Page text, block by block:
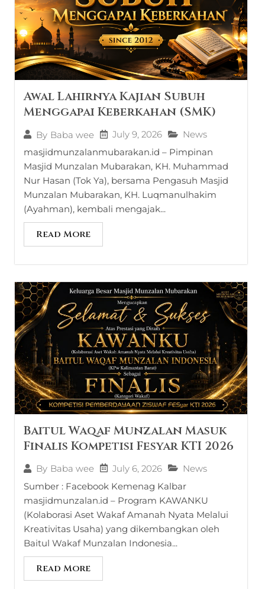
Awal Lahirnya Kajian Subuh
Menggapai Keberkahan (SMK)
By Baba wee July 9, 2026
News
masjidmunzalanmubarakan.id – Pimpinan
Masjid Munzalan Mubarakan, KH. Muhammad
Nur Hasan (Tok Ya), bersama Pengasuh Masjid
Munzalan Mubarakan, KH. Luqmanulhakim
(Ayahman), kembali mengajak...
Read More
Baitul Waqaf Munzalan Masuk
Finalis Kompetisi Fesyar KTI 2026
By Baba wee July 6, 2026
News
Sumber : Facebook Kemenag Kalbar
masjidmunzalan.id – Program KAWANKU
(Kolaborasi Aset Wakaf Amanah Nyata Melalui
Kreativitas Usaha) yang dikembangkan oleh
Baitul Wakaf Munzalan Indonesia...
Read More